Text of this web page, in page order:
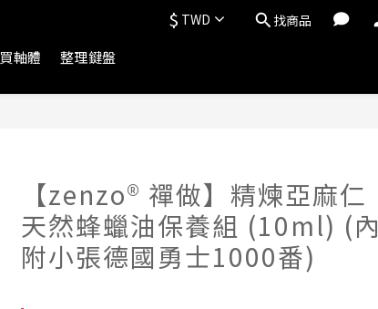
$ TWD 找商品
買軸體 整理鍵盤
【zenzo® 禪做】精煉亞麻仁
天然蜂蠟油保養組 (10ml) (內
附小張德國勇士1000番)